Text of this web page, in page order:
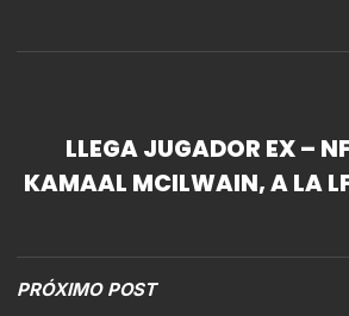
LLEGA JUGADOR EX –
KAMAAL MCILWAIN, A LA
PRÓXIMO POST